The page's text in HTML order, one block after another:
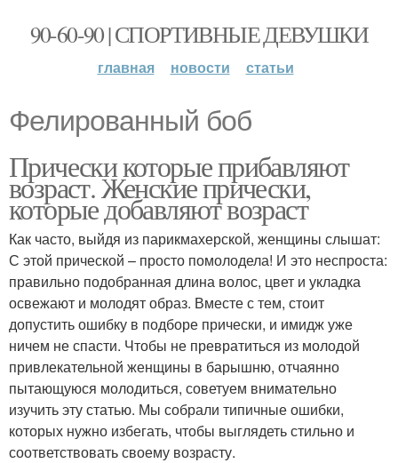
90-60-90 | СПОРТИВНЫЕ ДЕВУШКИ
главная новости статьи
Фелированный боб
Прически которые прибавляют
возраст. Женские прически,
которые добавляют возраст
Как часто, выйдя из парикмахерской, женщины слышат:
С этой прической – просто помолодела! И это неспроста:
правильно подобранная длина волос, цвет и укладка
освежают и молодят образ. Вместе с тем, стоит
допустить ошибку в подборе прически, и имидж уже
ничем не спасти. Чтобы не превратиться из молодой
привлекательной женщины в барышню, отчаянно
пытающуюся молодиться, советуем внимательно
изучить эту статью. Мы собрали типичные ошибки,
которых нужно избегать, чтобы выглядеть стильно и
соответствовать своему возрасту.